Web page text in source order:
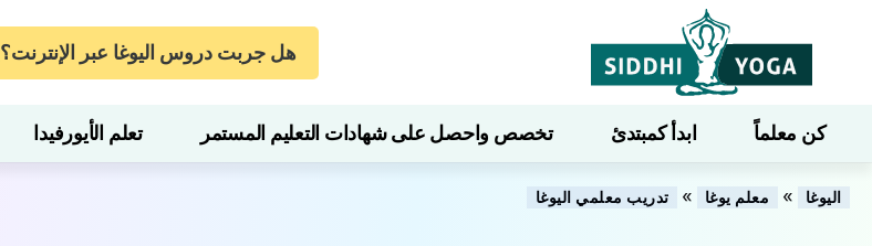
هل جربت دروس اليوغا عبر الإنترنت؟
كن معلماً ابدأ كمبتدئ تخصص واحصل على شهادات التعليم المستمر تعلم الأيورفيدا
اليوغا » معلم يوغا » تدريب معلمي اليوغا